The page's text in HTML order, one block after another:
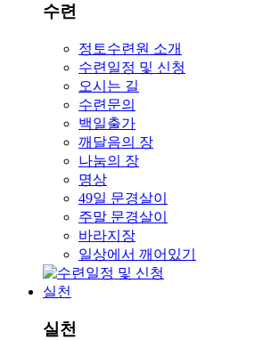
수련
정토수련원 소개
수련일정 및 신청
오시는 길
수련문의
백일출가
깨달음의 장
나눔의 장
명상
49일 문경살이
주말 문경살이
바라지장
일상에서 깨어있기
실천
실천